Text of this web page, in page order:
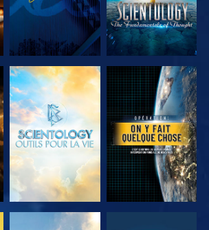
DÉCOUVRIR
LES SÉRIES
REGARDER